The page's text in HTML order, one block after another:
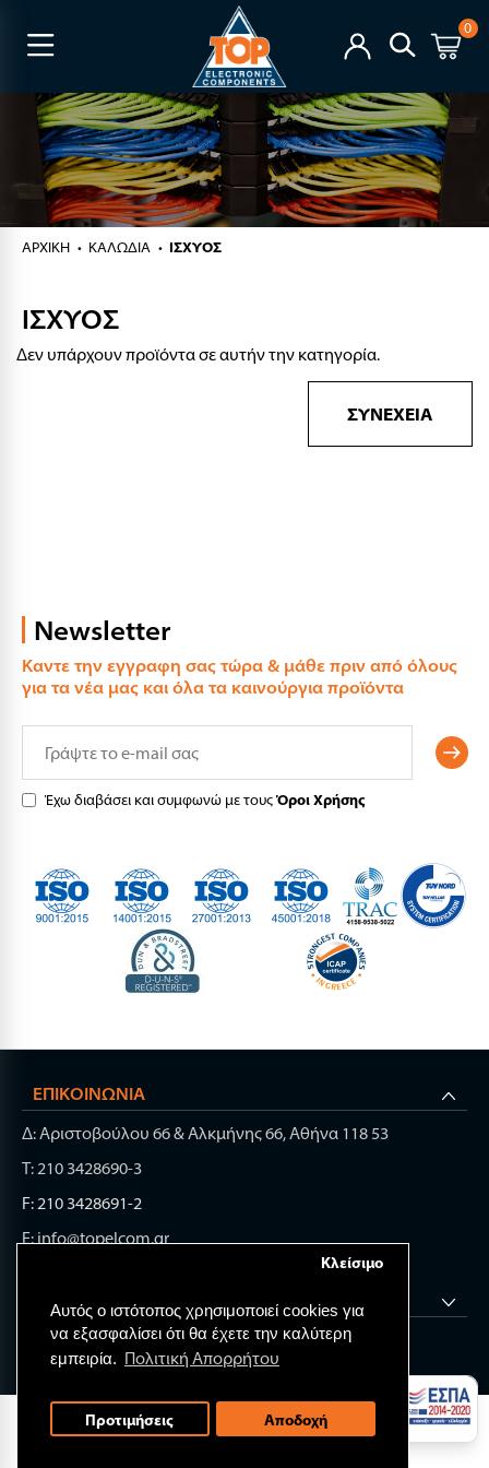
Αυτός ο ιστότοπος χρησιμοποιεί cookies για
να εξασφαλίσει ότι θα έχετε την καλύτερη
εμπειρία. Πολιτική Απορρήτου
Κλείσιμο
Προτιμήσεις Αποδοχή
0
ΑΡΧΙΚΉ ΚΑΛΩΔΙΑ ΙΣΧΥΟΣ
ΙΣΧΥΟΣ
Δεν υπάρχουν προϊόντα σε αυτήν την κατηγορία.
ΣΥΝΈΧΕΙΑ
Newsletter
Καντε την εγγραφη σας τώρα & μάθε πριν από όλους
για τα νέα μας και όλα τα καινούργια προϊόντα
Έχω διαβάσει και συμφωνώ με τουςΌροι Χρήσης
ΕΠΙΚΟΙΝΩΝΊΑ
Δ: Αριστοβούλου 66 & Αλκμήνης 66, Αθήνα 118 53
Τ: 210 3428690-3
F: 210 3428691-2
E: info@topelcom.gr
ΧΡΉΣΙΜΑ LINK
© 2026 TOP ELECTRONIC COMPONENTS.
All rights reserved.